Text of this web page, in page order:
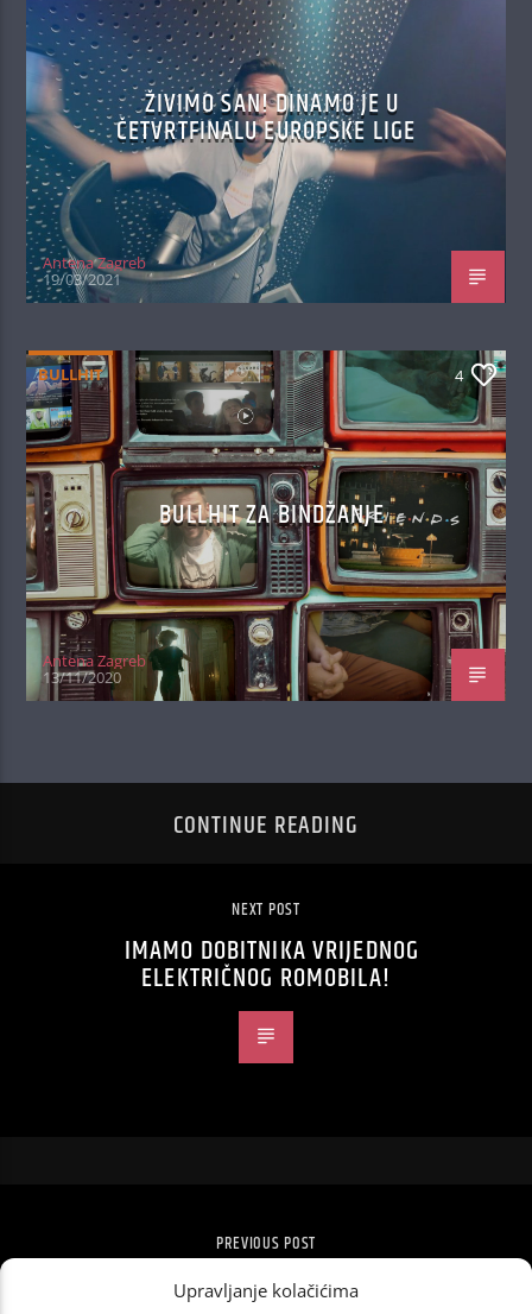
Upravljanje kolačićima
ŽIVIMO SAN! DINAMO JE U
ČETVRTFINALU EUROPSKE LIGE
Antena Zagreb
19/03/2021
BULLHIT 4
BULLHIT ZA BINDŽANJE
Antena Zagreb
13/11/2020
CONTINUE READING
NEXT POST
IMAMO DOBITNIKA VRIJEDNOG
ELEKTRIČNOG ROMOBILA!
PREVIOUS POST
GLAZBENI TJEDAN PUN NOVOSTI